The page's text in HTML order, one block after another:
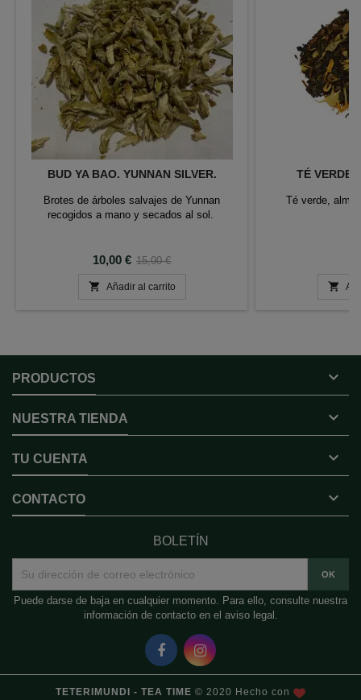
BUD YA BAO. YUNNAN SILVER.
Brotes de árboles salvajes de Yunnan
recogidos a mano y secados al sol.
Precio
10,00 € Precio
base
15,00 €
 Añadir al carrito
TÉ VERDE
Té verde,

PRODUCTOS 
NUESTRA TIENDA 
TU CUENTA 
CONTACTO 
BOLETÍN
Puede darse de baja en cualquier momento. Para ello, consulte nuestra
información de contacto en el aviso legal.
TETERIMUNDI - TEA TIME © 2020 Hecho con